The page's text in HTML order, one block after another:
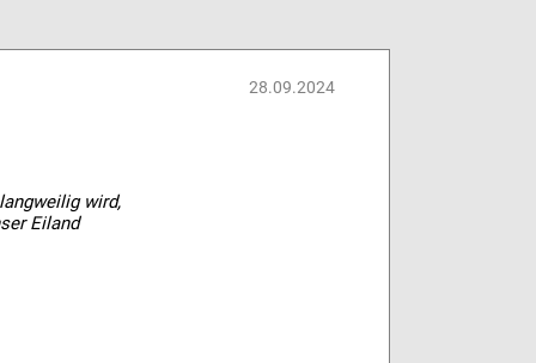
28.09.2024
wird,
Eiland